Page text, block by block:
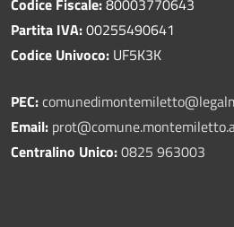
Codice Fiscale:80003770643
Partita IVA:00255490641
Codice Univoco: UF5K3K
PEC:
Email:
Centralino Unico:0825 963003